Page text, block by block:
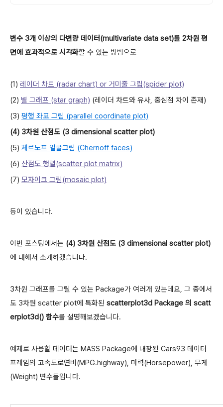
변수 3개 이상의 다변량 데이터(multivariate data set)를 2차원 평
면에 효과적으로 시각화할 수 있는 방법으로
(1) 레이더 차트 (radar chart) or 거미줄 그림(spider plot)
(2) 별 그래프 (star graph) (레이더 차트와 유사, 중심점 차이 존재)
(3) 평행 좌표 그림 (parallel coordinate plot)
(4) 3차원 산점도 (3 dimensional scatter plot)
(5) 체르노프 얼굴그림 (Chernoff faces)
(6) 산점도 행렬(scatter plot matrix)
(7) 모자이크 그림(mosaic plot)
등이 있습니다.
이번 포스팅에서는 (4) 3차원 산점도 (3 dimensional scatter plot)
에 대해서 소개하겠습니다.
3차원 그래프를 그릴 수 있는 Package가 여러개 있는데요, 그 중에서
도 3차원 scatter plot에 특화된 scatterplot3d Package 의 scatt
erplot3d() 함수를 설명해보겠습니다.
예제로 사용할 데이터는 MASS Package에 내장된 Cars93 데이터
프레임의 고속도로연비(MPG.highway), 마력(Horsepower), 무게
(Weight) 변수들입니다.